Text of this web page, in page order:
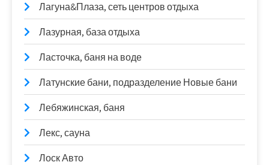
Лагуна&Плаза, сеть центров отдыха
Лазурная, база отдыха
Ласточка, баня на воде
Латунские бани, подразделение Новые бани
Лебяжинская, баня
Лекс, сауна
Лоск Авто